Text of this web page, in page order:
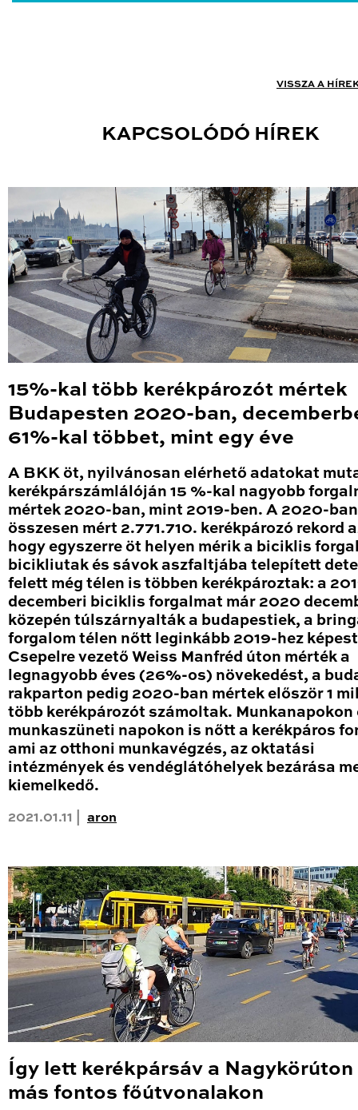
VISSZA A
KAPCSOLÓDÓ HÍREK
15%-kal több kerékpározót mértek
Budapesten 2020-ban,
61%-kal többet, mint egy éve
A BKK öt, nyilvánosan elérhető adatokat
kerékpárszámlálóján 15 %-kal nagyobb
mértek 2020-ban, mint 2019-ben. A 2020-ban
összesen mért 2.771.710. kerékpározó rekord
hogy egyszerre öt helyen mérik a biciklis
bicikliutak és sávok aszfaltjába telepített
felett még télen is többen kerékpároztak: a
decemberi biciklis forgalmat már 2020
közepén túlszárnyalták a budapestiek, a
forgalom télen nőtt leginkább 2019-hez
Csepelre vezető Weiss Manfréd úton mérték a
legnagyobb éves (26%-os) növekedést, a
rakparton pedig 2020-ban mértek először 1
több kerékpározót számoltak. Munkanapokon
munkaszüneti napokon is nőtt a kerékpáros
ami az otthoni munkavégzés, az oktatási
intézmények és vendéglátóhelyek bezárása
kiemelkedő.
2021.01.11 | aron
Így lett kerékpársáv a Nagykörúton
más fontos főútvonalakon